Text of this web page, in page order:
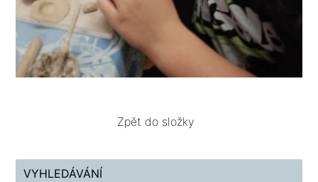
Zpět do složky
VYHLEDÁVÁNÍ